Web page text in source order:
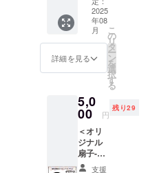
気と勇気を
届けたいと
思います。
ご支援よろ
しくお願い
セージ
をお送
りいた
しま
す。
mm ※画
像はイ
メージ
とな
り、お
異なる
場合が
す ※お
届けは
ポスト
インに
主旨に
ご賛同
いただ
き、ご
支援戴
きまし
礼メッ
セージ
を送ら
せてい
ただき
ます。
何卒よ
2025
年08
月
詳細を見る
こ
の
リ
タ
ー
ン
を
選
択
す
る
5,0
00 円
残り29
＜オリ
ジナル
扇子-ご
好評に
支援